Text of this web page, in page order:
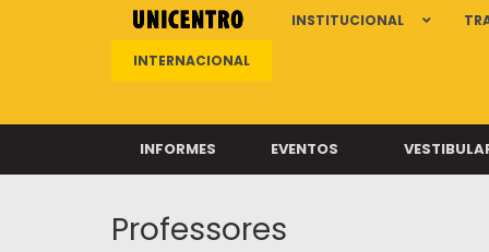
INSTITUCIONAL
INTERNACIONAL
INFORMES EVENTOS
Professores